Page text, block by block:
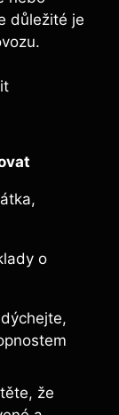
důležité je
o
že